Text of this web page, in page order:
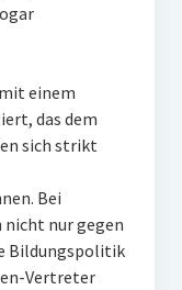
einem
das dem
sich strikt
Bei
nicht nur gegen
Bildungspolitik
Vertreter